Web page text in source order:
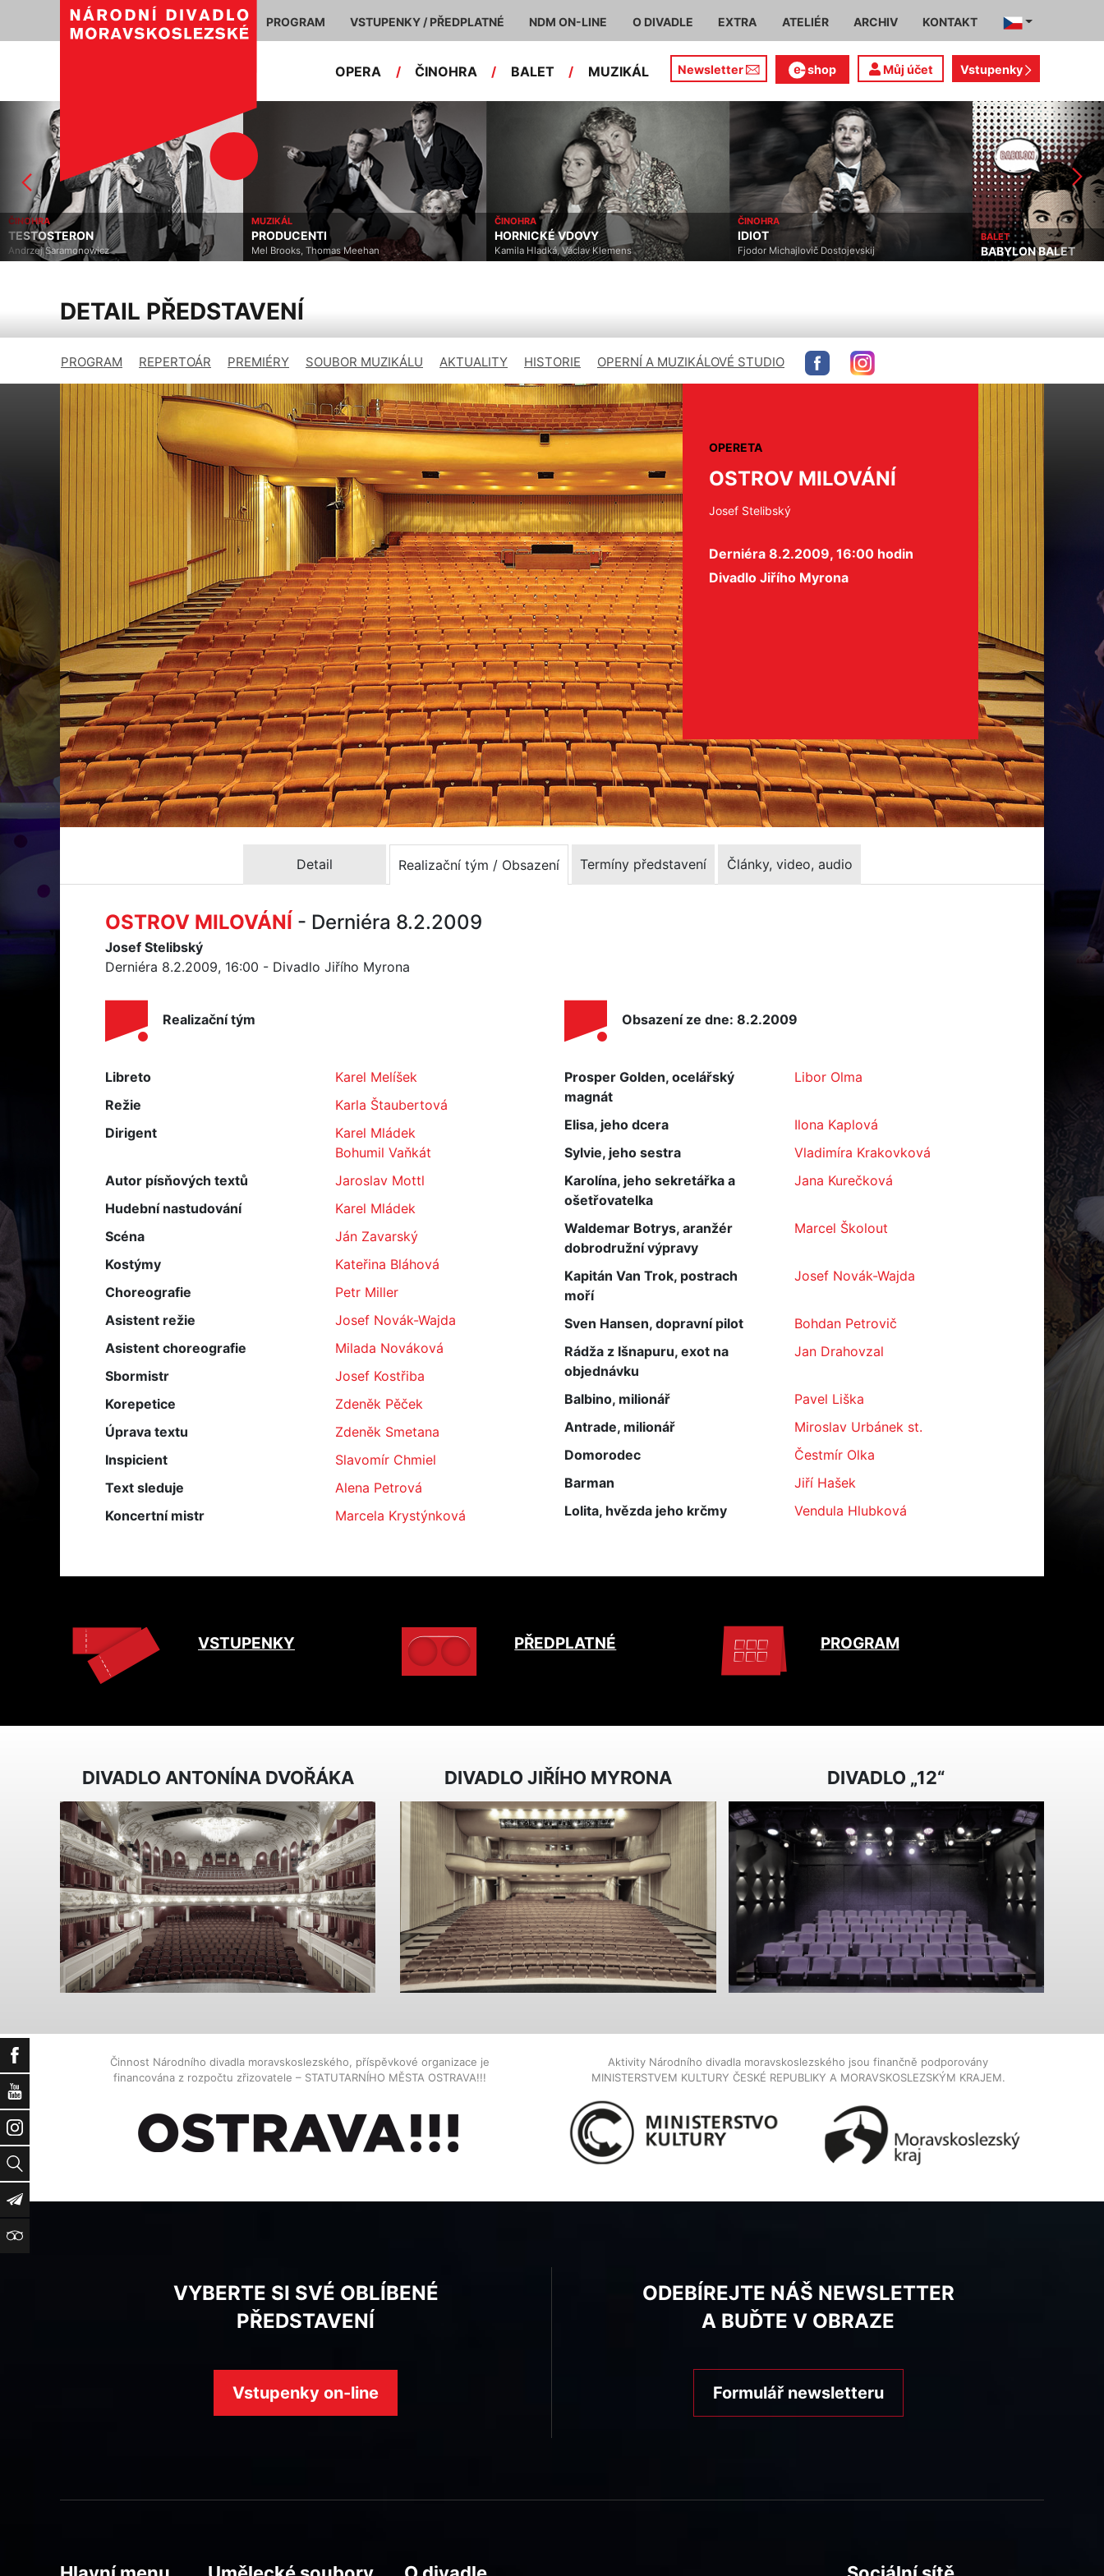
Facebook
YouTube
Instagram
Vyhledat
Newsletter
TripAdvisor
PROGRAM VSTUPENKY / PŘEDPLATNÉ NDM ON-LINE O DIVADLE EXTRA ATELIÉR ARCHIV KONTAKT
OPERA / ČINOHRA / BALET / MUZIKÁL Newsletter shop Můj účet Vstupenky
ČINOHRA
TESTOSTERON
Andrzej Saramonowicz
MUZIKÁL
PRODUCENTI
Mel Brooks, Thomas Meehan
ČINOHRA
HORNICKÉ VDOVY
Kamila Hladká, Václav Klemens
ČINOHRA
IDIOT
Fjodor Michajlovič Dostojevskij
BALET
BABYLON BALET
DETAIL PŘEDSTAVENÍ
PROGRAM REPERTOÁR PREMIÉRY SOUBOR MUZIKÁLU AKTUALITY HISTORIE OPERNÍ A MUZIKÁLOVÉ STUDIO
OPERETA
OSTROV MILOVÁNÍ
Josef Stelibský
Derniéra 8.2.2009, 16:00 hodin
Divadlo Jiřího Myrona
Detail Realizační tým / Obsazení Termíny představení Články, video, audio
OSTROV MILOVÁNÍ - Derniéra 8.2.2009
Josef Stelibský
Derniéra 8.2.2009, 16:00 - Divadlo Jiřího Myrona
Realizační tým
Libreto
Karel Melíšek
Režie
Karla Štaubertová
Dirigent
Karel Mládek
Bohumil Vaňkát
Autor písňových textů
Jaroslav Mottl
Hudební nastudování
Karel Mládek
Scéna
Ján Zavarský
Kostýmy
Kateřina Bláhová
Choreografie
Petr Miller
Asistent režie
Josef Novák-Wajda
Asistent choreografie
Milada Nováková
Sbormistr
Josef Kostřiba
Korepetice
Zdeněk Pěček
Úprava textu
Zdeněk Smetana
Inspicient
Slavomír Chmiel
Text sleduje
Alena Petrová
Koncertní mistr
Marcela Krystýnková
Obsazení ze dne: 8.2.2009
Prosper Golden, ocelářský
magnát
Libor Olma
Elisa, jeho dcera
Ilona Kaplová
Sylvie, jeho sestra
Vladimíra Krakovková
Karolína, jeho sekretářka a
ošetřovatelka
Jana Kurečková
Waldemar Botrys, aranžér
dobrodružní výpravy
Marcel Školout
Kapitán Van Trok, postrach
moří
Josef Novák-Wajda
Sven Hansen, dopravní pilot
Bohdan Petrovič
Rádža z Išnapuru, exot na
objednávku
Jan Drahovzal
Balbino, milionář
Pavel Liška
Antrade, milionář
Miroslav Urbánek st.
Domorodec
Čestmír Olka
Barman
Jiří Hašek
Lolita, hvězda jeho krčmy
Vendula Hlubková
VSTUPENKY PŘEDPLATNÉ PROGRAM
DIVADLO ANTONÍNA DVOŘÁKA DIVADLO JIŘÍHO MYRONA DIVADLO „12“
Činnost Národního divadla moravskoslezského, příspěvkové organizace je
financována z rozpočtu zřizovatele – STATUTARNÍHO MĚSTA OSTRAVA!!!
Aktivity Národního divadla moravskoslezského jsou finančně podporovány
MINISTERSTVEM KULTURY ČESKÉ REPUBLIKY A MORAVSKOSLEZSKÝM KRAJEM.
VYBERTE SI SVÉ OBLÍBENÉ
PŘEDSTAVENÍ
Vstupenky on-line
ODEBÍREJTE NÁŠ NEWSLETTER
A BUĎTE V OBRAZE
Formulář newsletteru